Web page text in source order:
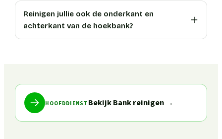
Reinigen jullie ook de onderkant en
achterkant van de hoekbank?
HOOFDDIENST Bekijk Bank reinigen →